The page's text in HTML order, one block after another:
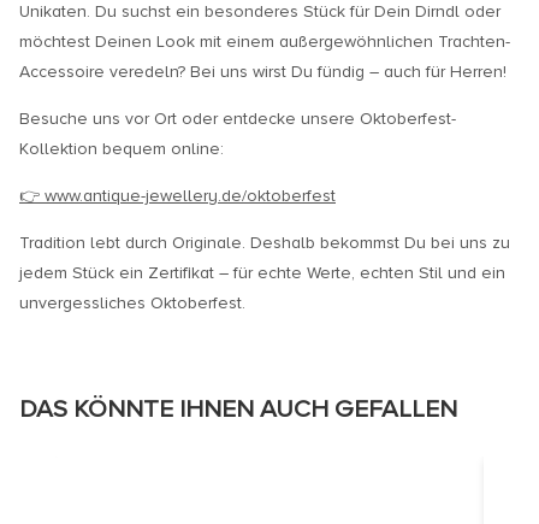
Unikaten. Du suchst ein besonderes Stück für Dein Dirndl oder
möchtest Deinen Look mit einem außergewöhnlichen Trachten-
Accessoire veredeln? Bei uns wirst Du fündig – auch für Herren!
Besuche uns vor Ort oder entdecke unsere Oktoberfest-
Kollektion bequem online:
👉 www.antique-jewellery.de/oktoberfest
Tradition lebt durch Originale. Deshalb bekommst Du bei uns zu
jedem Stück ein Zertifikat – für echte Werte, echten Stil und ein
unvergessliches Oktoberfest.
DAS KÖNNTE IHNEN AUCH GEFALLEN